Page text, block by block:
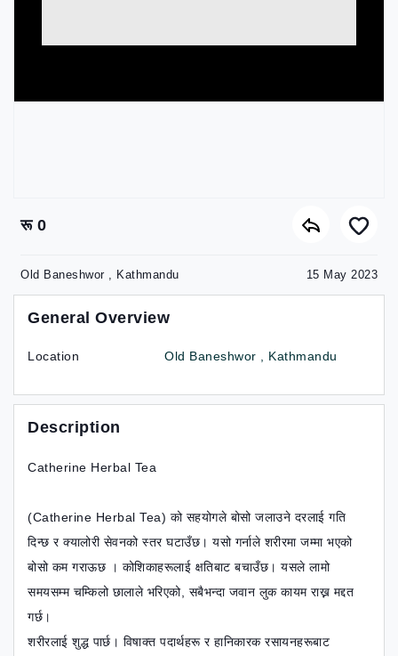
रू 0
Old Baneshwor , Kathmandu 15 May 2023
General Overview
Location Old Baneshwor , Kathmandu
Description
Catherine Herbal Tea
(Catherine Herbal Tea) को सहयोगले बोसो जलाउने दरलाई गति
दिन्छ र क्यालोरी सेवनको स्तर घटाउँछ। यसो गर्नाले शरीरमा जम्मा भएको
बोसो कम गराऊछ । कोशिकाहरूलाई क्षतिबाट बचाउँछ। यसले लामो
समयसम्म चम्किलो छालाले भरिएको, सबैभन्दा जवान लुक कायम राख्न मद्दत
गर्छ।
शरीरलाई शुद्ध पार्छ। विषाक्त पदार्थहरू र हानिकारक रसायनहरूबाट